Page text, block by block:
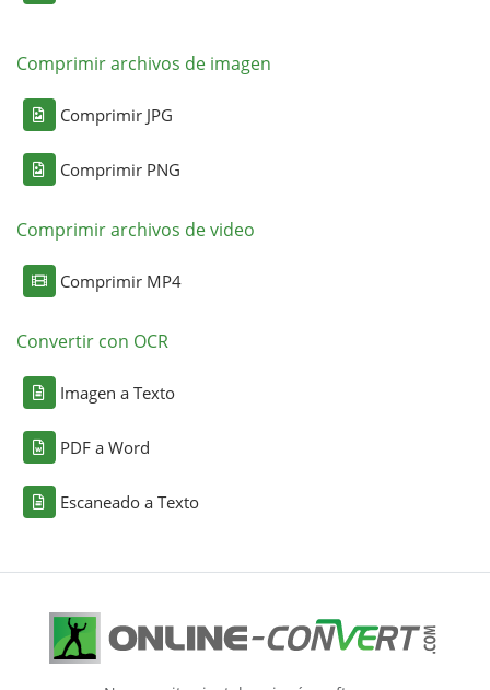
Comprimir archivos de imagen
Comprimir JPG
Comprimir PNG
Comprimir archivos de video
Comprimir MP4
Convertir con OCR
Imagen a Texto
PDF a Word
Escaneado a Texto